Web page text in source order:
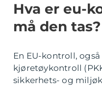
Hva er eu-
må den tas?
En EU-kontroll,
kjøretøykontroll
sikkerhets- og